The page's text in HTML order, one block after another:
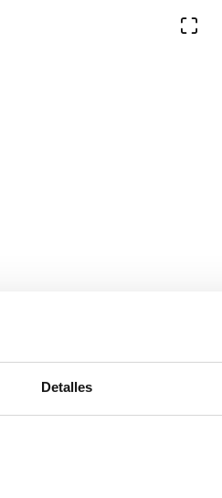
Detalles
300,30€